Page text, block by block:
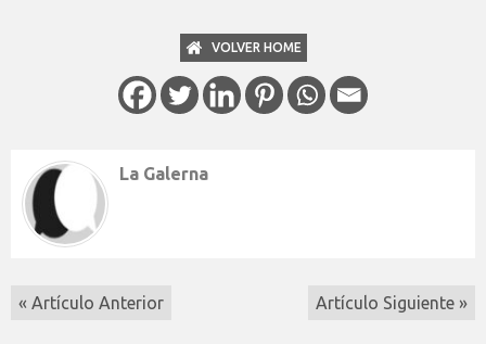
VOLVER HOME
La Galerna
« Artículo Anterior Artículo Siguiente »